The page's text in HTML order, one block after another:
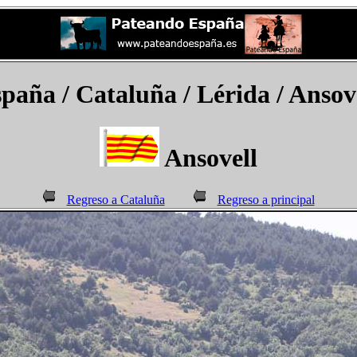
/ Cataluña / Lérida /
Ansovell
Regreso a Cataluña Regreso a principal